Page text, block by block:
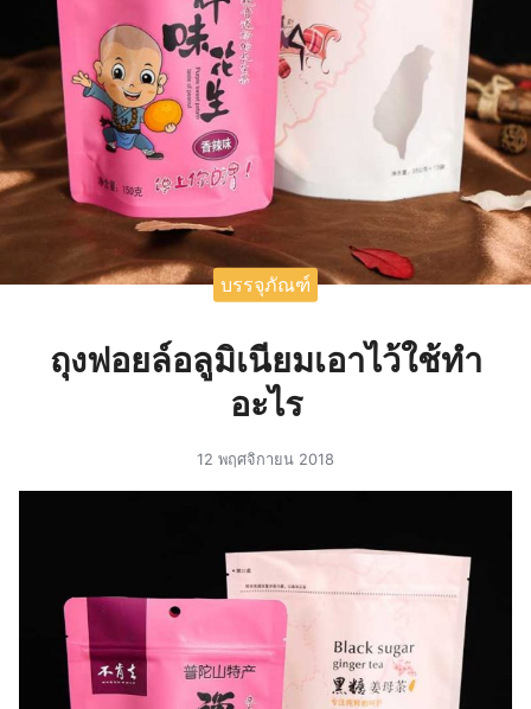
บรรจุภัณฑ์
ถุงฟอยล์อลูมิเนียมเอาไว้ใช้ทำ
อะไร
12 พฤศจิกายน 2018